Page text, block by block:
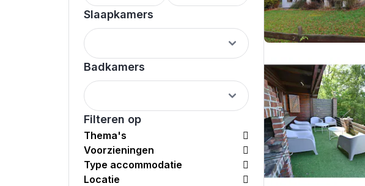
Slaapkamers
Badkamers
Filteren op
Thema's
Voorzieningen
Type accommodatie
Locatie
3/5| 0 recensies